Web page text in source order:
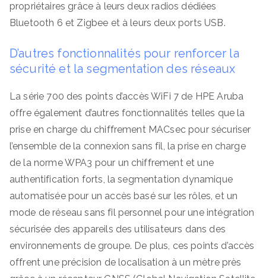
propriétaires grâce à leurs deux radios dédiées
Bluetooth 6 et Zigbee et à leurs deux ports USB.
D’autres fonctionnalités pour renforcer la
sécurité et la segmentation des réseaux
La série 700 des points d’accès WiFi 7 de HPE Aruba
offre également d’autres fonctionnalités telles que la
prise en charge du chiffrement MACsec pour sécuriser
l’ensemble de la connexion sans fil, la prise en charge
de la norme WPA3 pour un chiffrement et une
authentification forts, la segmentation dynamique
automatisée pour un accès basé sur les rôles, et un
mode de réseau sans fil personnel pour une intégration
sécurisée des appareils des utilisateurs dans des
environnements de groupe. De plus, ces points d’accès
offrent une précision de localisation à un mètre près